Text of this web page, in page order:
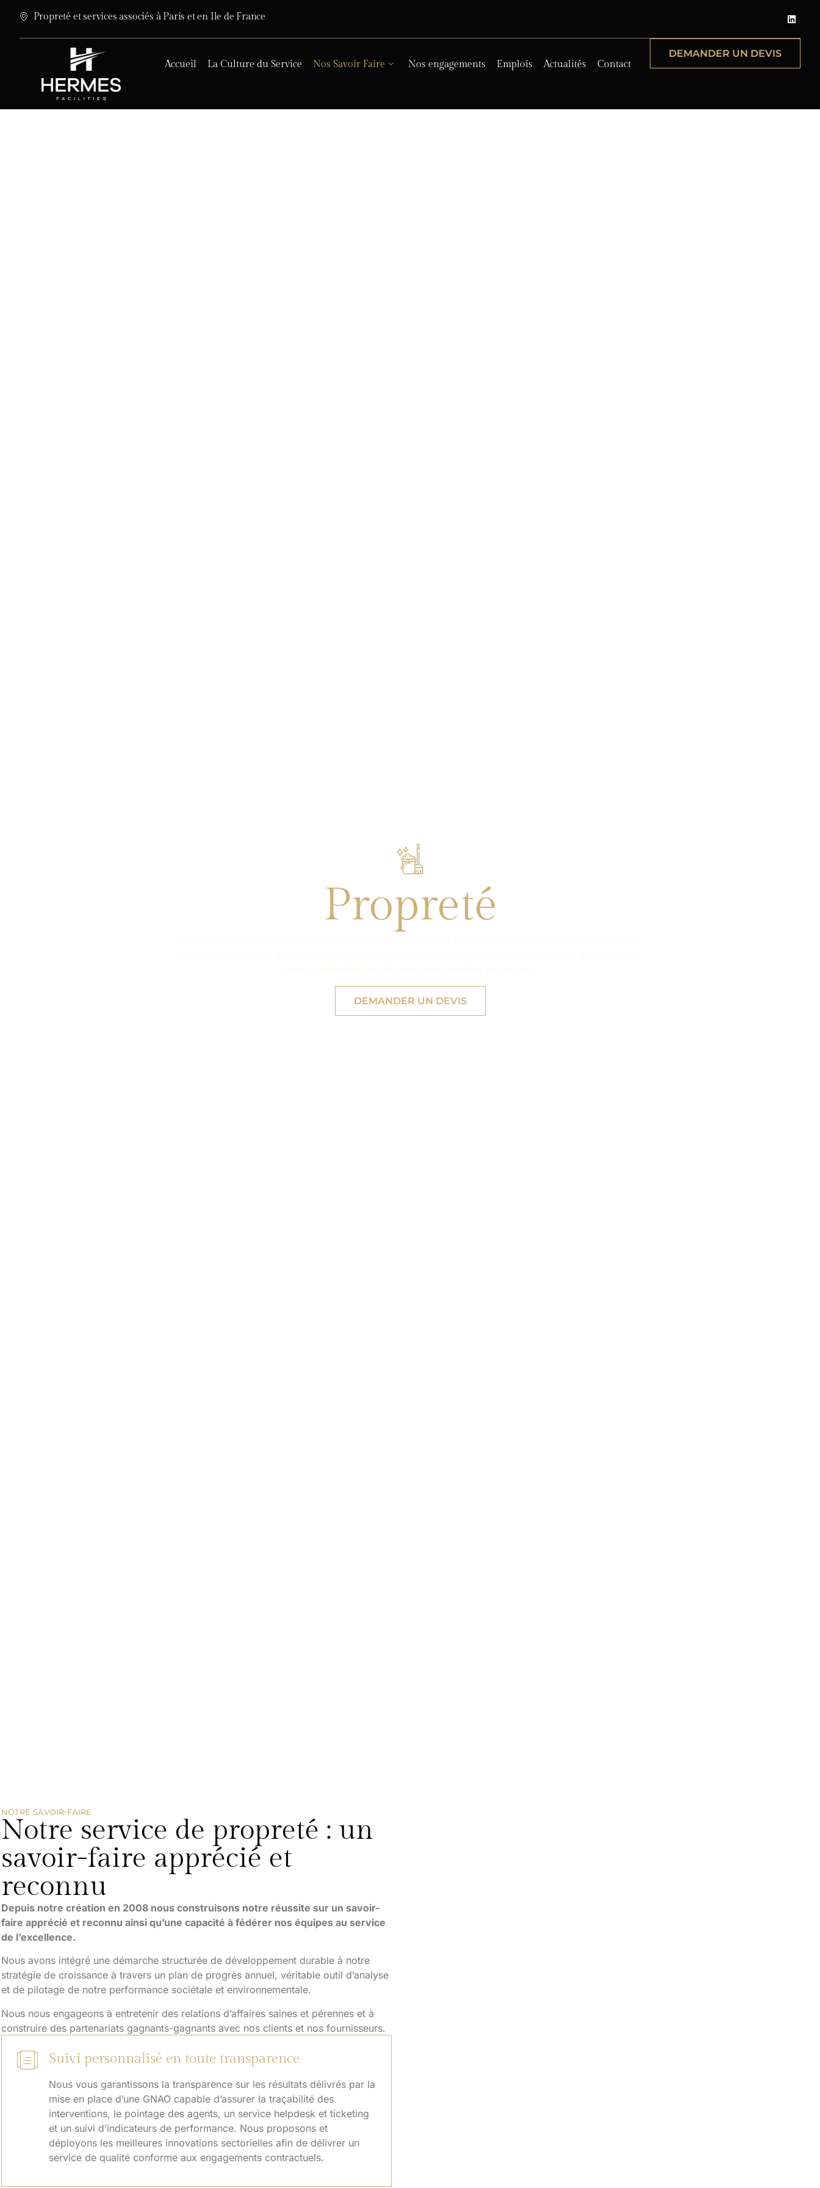
Propreté et services associés à Paris et en Ile de France
Accueil La Culture du Service Nos Savoir Faire Nos engagements Emplois Actualités Contact
DEMANDER UN DEVIS
Propreté
DEMANDER UN DEVIS
NOTRE SAVOIR-FAIRE
Notre service de propreté : un
savoir-faire apprécié et
reconnu
Depuis notre création en 2008 nous construisons notre réussite sur un savoir-
faire apprécié et reconnu ainsi qu’une capacité à fédérer nos équipes au service
de l’excellence.
Nous avons intégré une démarche structurée de développement durable à notre
stratégie de croissance à travers un plan de progrès annuel, véritable outil d’analyse
et de pilotage de notre performance sociétale et environnementale.
Nous nous engageons à entretenir des relations d’affaires saines et pérennes et à
construire des partenariats gagnants-gagnants avec nos clients et nos fournisseurs.
Suivi personnalisé en toute transparence
Nous vous garantissons la transparence sur les résultats délivrés par la
mise en place d’une GNAO capable d’assurer la traçabilité des
interventions, le pointage des agents, un service helpdesk et ticketing
et un suivi d’indicateurs de performance. Nous proposons et
déployons les meilleures innovations sectorielles afin de délivrer un
service de qualité conforme aux engagements contractuels.